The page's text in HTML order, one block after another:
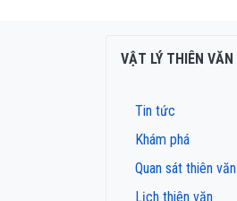
VẬT LÝ THIÊN VĂN
Tin tức
Khám phá
Quan sát thiên văn
Lịch thiên văn